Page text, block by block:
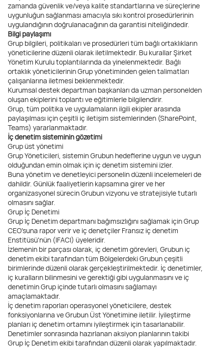
zamanda güvenlik ve/veya kalite standartlarına ve süreçlerine
uygunluğun sağlanması amacıyla sıkı kontrol prosedürlerinin
uygulandığının doğrulanacağının da garantisi niteliğindedir.
Bilgi paylaşımı
Grup bilgileri, politikaları ve prosedürleri tüm bağlı ortaklıkların
yöneticilerine düzenli olarak iletilmektedir. Bu kurallar Şirket
Yönetim Kurulu toplantılarında da yinelenmektedir. Bağlı
ortaklık yöneticilerinin Grup yönetiminden gelen talimatları
çalışanlarına iletmesi beklenmektedir.
Kurumsal destek departman başkanları da uzman personelden
oluşan ekiplerini toplantı ve eğitimlerle bilgilendirir.
Grup, tüm politika ve uygulamaların ilgili ekipler arasında
paylaşılması için çeşitli iç iletişim sistemlerinden (SharePoint,
Teams) yararlanmaktadır.
İç denetim sisteminin gözetimi
Grup üst yönetimi
Grup Yöneticileri, sistemin Grubun hedeflerine uygun ve uygun
olduğundan emin olmak için iç denetim sistemini izler.
Buna yönetim ve denetleyici personelin düzenli incelemeleri de
dahildir. Günlük faaliyetlerin kapsamına girer ve her
organizasyonel sürecin Grubun vizyonu ve stratejisiyle tutarlı
olmasını sağlar.
Grup İç Denetimi
Grup İç Denetim departmanı bağımsızlığını sağlamak için Grup
CEO'suna rapor verir ve iç denetçiler Fransız iç denetim
Enstitüsü'nün (IFACI) üyeleridir.
İzlemenin bir parçası olarak, iç denetim görevleri, Grubun iç
denetim ekibi tarafından tüm Bölgelerdeki Grubun çeşitli
birimlerinde düzenli olarak gerçekleştirilmektedir. İç denetimler,
iç kuralların bilinmesini ve gerektiği gibi uygulanmasını ve iç
denetimin Grup içinde tutarlı olmasını sağlamayı
amaçlamaktadır.
İç denetim raporları operasyonel yöneticilere, destek
fonksiyonlarına ve Grubun Üst Yönetimine iletilir. İyileştirme
planları iç denetim ortamını iyileştirmek için tasarlanabilir.
Denetimler sonrasında hazırlanan aksiyon planlarının takibi
Grup İç Denetim ekibi tarafından düzenli olarak yapılmaktadır.